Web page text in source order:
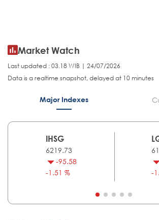
Market Watch
Last updated : 03.18 WIB | 24/07/2026
Data is a realtime snapshot, delayed at 10 minutes
Major Indexes
IHSG
6219.73
-95.58
-1.51 %
-